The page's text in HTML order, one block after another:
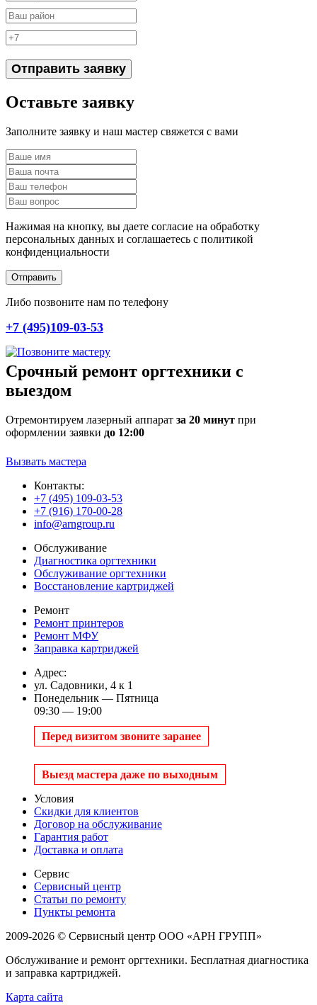
Отправить заявку
Оставьте заявку
Заполните заявку и наш мастер свяжется с вами
Нажимая на кнопку, вы даете согласие на обработку
персональных данных и соглашаетесь c политикой
конфиденциальности
Отправить
Либо позвоните нам по телефону
+7 (495)109-03-53
Срочный ремонт оргтехники с
выездом
Отремонтируем лазерный аппарат за 20 минут при
оформлении заявки до 12:00
Вызвать мастера
Контакты:
+7 (495) 109-03-53
+7 (916) 170-00-28
info@arngroup.ru
Обслуживание
Диагностика оргтехники
Обслуживание оргтехники
Восстановление картриджей
Ремонт
Ремонт принтеров
Ремонт МФУ
Заправка картриджей
Адрес:
ул. Садовники, 4 к 1
Понедельник — Пятница
09:30 — 19:00
Перед визитом звоните заранее
Выезд мастера даже по выходным
Условия
Скидки для клиентов
Договор на обслуживание
Гарантия работ
Доставка и оплата
Сервис
Сервисный центр
Статьи по ремонту
Пункты ремонта
2009-2026 © Сервисный центр ООО «АРН ГРУПП»
Обслуживание и ремонт оргтехники. Бесплатная диагностика
и заправка картриджей.
Карта сайта